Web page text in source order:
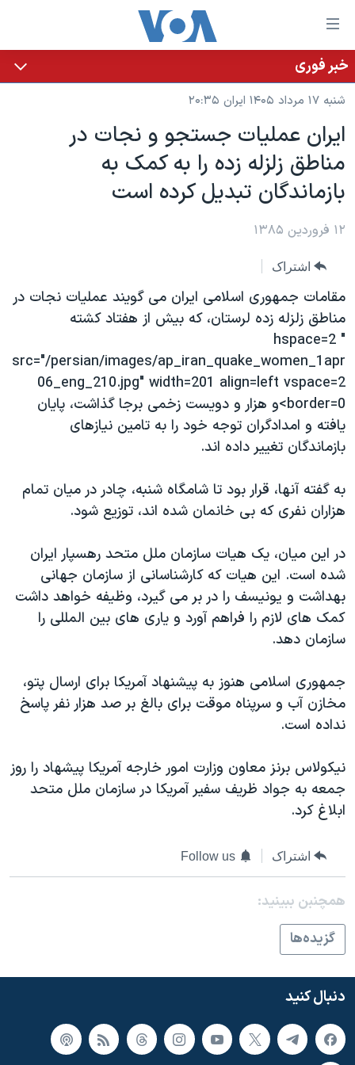
لینکهای
قابل
دسترسی
جهش
محتوای
اصلی
جهش
به
صفحه
جهش
جستجو
خانه
نسخه سبک وب‌سایت
موضوع ها
ایران
آمریکا
جهان
ویژه برنامه‌ها
ویدیوها
فرهنگ و زندگی
حقوق شهروندی
اقتصادی
علم و فناوری
اسرائیل در جنگ
گالری عکس
برنامه های تلویزیونی
جدول برنامه ها
صفحه‌های ویژه
۲۵۰سالگی آمریکا
بایگانی برنامه‌های تلویزیونی
مستندها
انتخابات ریاست جمهوری آمریکا ۲۰۲۴
حمله جمهوری اسلامی به اسرائیل
رمز مهسا
ورزش زنان در ایران
اعتراضات زن، زندگی، آزادی
تریبونال مردمی آبان ۹۸
دادگاه حمید نوری
چهل سال گروگان‌گیری
اعتراضات مردمی آبان ۹۸
اسرائیل در جنگ
همایش محافظه‌کاران آمریکا «سی‌پک»
صفحه‌های ویژه
فرکانس‌های صدای آمریکا
یادگیری زبان انگلیسی
دنبال کنید
زبانهای مختلف
خبر فوری
شنبه ۱۷ مرداد ۱۴۰۵ ایران ۲۰:۳۵
ايران عمليات جستجو و نجات در
مناطق زلزله زده را به کمک به
بازماندگان تبديل کرده است
۱۲ فروردین ۱۳۸۵
اشتراک
مقامات جمهوری اسلامی ایران می گويند عملیات نجات در
مناطق زلزله زده لرستان، که بیش از هفتاد کشته
" hspace=2
src="/persian/images/ap_iran_quake_women_1apr
06_eng_210.jpg" width=201 align=left vspace=2
border=0>و هزار و دويست زخمی برجا گذاشت، پایان
یافته و امدادگران توجه خود را به تامین نیازهای
بازماندگان تغییر داده اند.
به گفته آنها، قرار بود تا شامگاه شنبه، چادر در میان تمام
هزاران نفری که بی خانمان شده اند، توزیع شود.
در این میان، یک هیات سازمان ملل متحد رهسپار ایران
شده است. این هیات که کارشناسانی از سازمان جهانی
بهداشت و یونیسف را در بر می گیرد، وظیفه خواهد داشت
کمک های لازم را فراهم آورد و یاری های بین المللی را
سازمان دهد.
جمهوری اسلامی هنوز به پیشنهاد آمریکا برای ارسال پتو،
مخازن آب و سرپناه موقت برای بالغ بر صد هزار نفر پاسخ
نداده است.
نیکولاس برنز معاون وزارت امور خارجه آمریکا پیشهاد را روز
جمعه به جواد ظریف سفیر آمریکا در سازمان ملل متحد
ابلاغ کرد.
اشتراک Follow us
همچنبن ببینید:
گزيده‌ها
دنبال کنید